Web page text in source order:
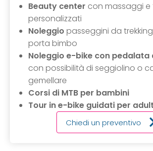
Beauty center con massaggi
personalizzati
Noleggio passeggini da
porta bimbo
Noleggio e-bike con pedalata
con possibilità di seggiolino o
gemellare
Corsi di MTB per bambini
Tour in e-bike guidati per
Chiedi un preventivo